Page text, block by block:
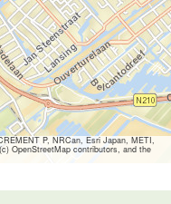
P, NRCan, Esri Japan, METI,
OpenStreetMap contributors, and the